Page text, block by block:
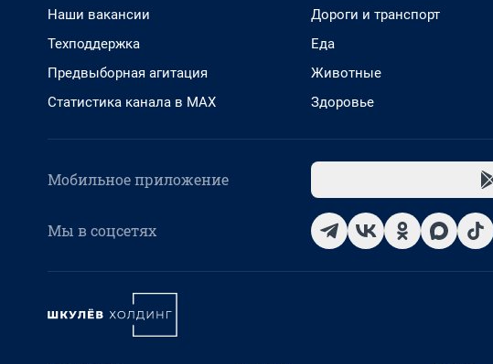
Наши вакансии
Техподдержка
Предвыборная агитация
Статистика канала в MAX
Дороги и транспорт
Еда
Животные
Здоровье
Мобильное приложение
Мы в соцсетях